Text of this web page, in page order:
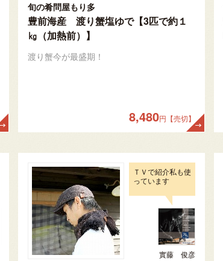
旬の肴問屋もり多
豊前海産 渡り蟹塩ゆで【3匹で約１
㎏（加熱前）】
渡り蟹今が最盛期！
8,480円【売切】
ＴＶで紹介私も使
っています
實藤 俊彦